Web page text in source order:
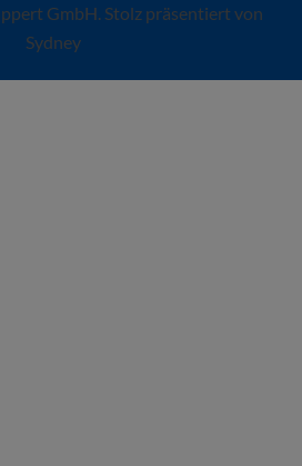
GmbH. Stolz präsentiert von
Sydney